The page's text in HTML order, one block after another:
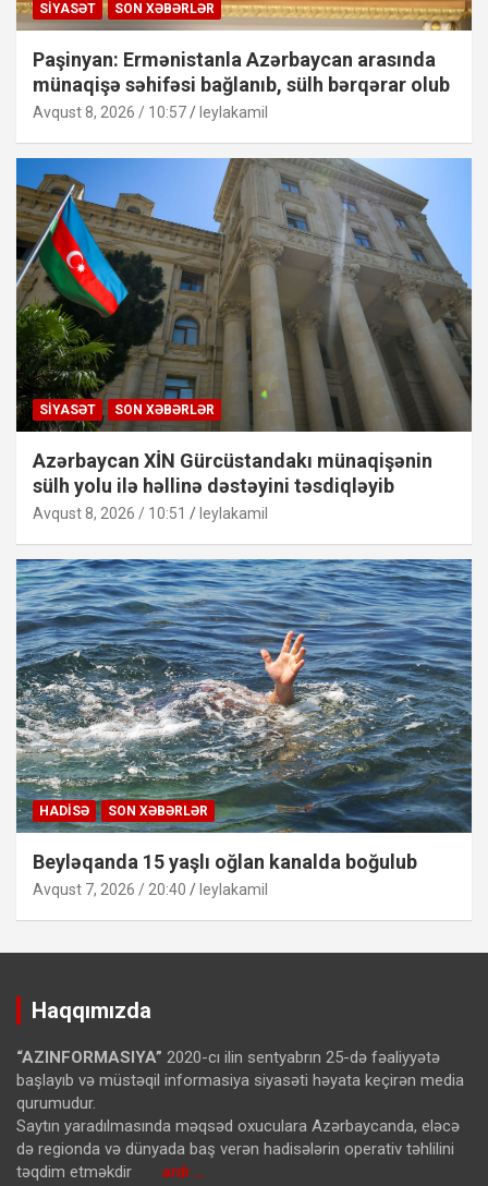
SIYASƏT SON XƏBƏRLƏR
Paşinyan: Ermənistanla Azərbaycan arasında
münaqişə səhifəsi bağlanıb, sülh bərqərar olub
Avqust 8, 2026 / 10:57 leylakamil
SIYASƏT SON XƏBƏRLƏR
Azərbaycan XİN Gürcüstandakı münaqişənin
sülh yolu ilə həllinə dəstəyini təsdiqləyib
Avqust 8, 2026 / 10:51 leylakamil
HADISƏ SON XƏBƏRLƏR
Beyləqanda 15 yaşlı oğlan kanalda boğulub
Avqust 7, 2026 / 20:40 leylakamil
Haqqımızda
“AZINFORMASIYA” 2020-cı ilin sentyabrın 25-də fəaliyyətə
başlayıb və müstəqil informasiya siyasəti həyata keçirən media
qurumudur.
Saytın yaradılmasında məqsəd oxuculara Azərbaycanda, eləcə
də regionda və dünyada baş verən hadisələrin operativ təhlilini
təqdim etməkdir ardı …